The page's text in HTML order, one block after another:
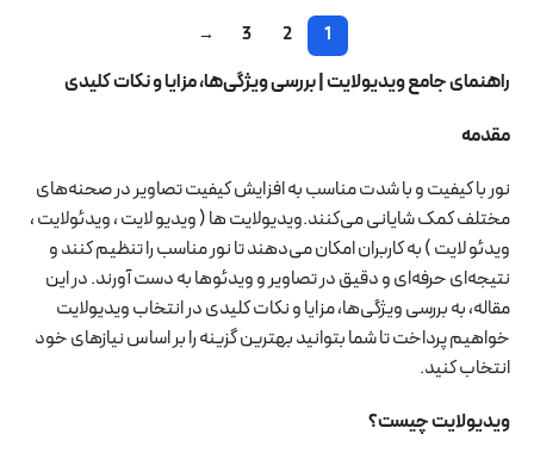
1
2
3
→
راهنمای جامع ویدیولایت | بررسی ویژگی‌ها، مزایا و نکات کلیدی
مقدمه
نور با کیفیت و با شدت مناسب به افزایش کیفیت تصاویر در صحنه‌های
مختلف کمک شایانی می‌کنند.ویدیولایت ها ( ویدیو لایت ، ویدئولایت ،
ویدئو لایت ) به کاربران امکان می‌دهند تا نور مناسب را تنظیم کنند و
نتیجه‌ای حرفه‌ای و دقیق در تصاویر و ویدئوها به دست آورند. در این
مقاله، به بررسی ویژگی‌ها، مزایا و نکات کلیدی در انتخاب ویدیولایت
خواهیم پرداخت تا شما بتوانید بهترین گزینه را بر اساس نیازهای خود
انتخاب کنید.
ویدیولایت چیست؟